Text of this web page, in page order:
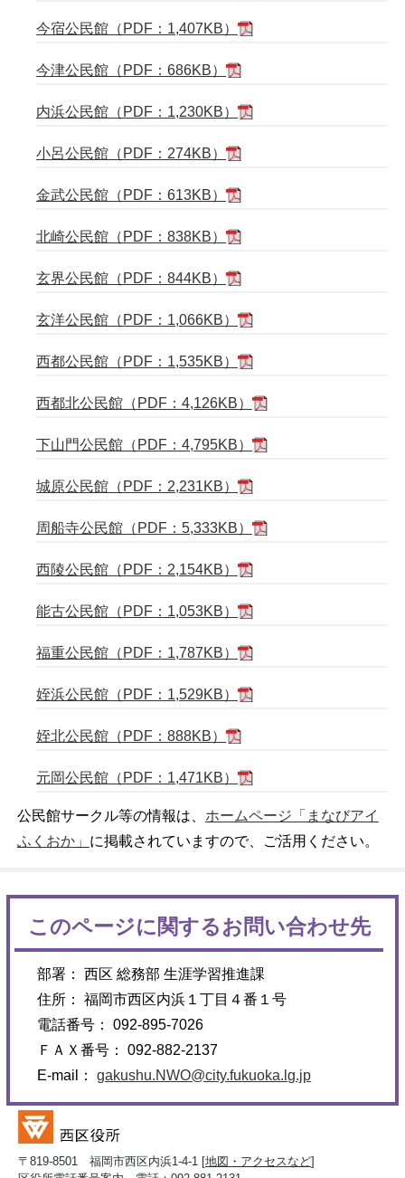
今宿公民館（PDF：1,407KB）
今津公民館（PDF：686KB）
内浜公民館（PDF：1,230KB）
小呂公民館（PDF：274KB）
金武公民館（PDF：613KB）
北崎公民館（PDF：838KB）
玄界公民館（PDF：844KB）
玄洋公民館（PDF：1,066KB）
西都公民館（PDF：1,535KB）
西都北公民館（PDF：4,126KB）
下山門公民館（PDF：4,795KB）
城原公民館（PDF：2,231KB）
周船寺公民館（PDF：5,333KB）
西陵公民館（PDF：2,154KB）
能古公民館（PDF：1,053KB）
福重公民館（PDF：1,787KB）
姪浜公民館（PDF：1,529KB）
姪北公民館（PDF：888KB）
元岡公民館（PDF：1,471KB）
公民館サークル等の情報は、 ホームページ「まなびアイ
ふくおか」 に掲載されていますので、ご活用ください。
このページに関するお問い合わせ先
部署： 西区 総務部 生涯学習推進課
住所： 福岡市西区内浜１丁目４番１号
電話番号： 092-895-7026
ＦＡＸ番号： 092-882-2137
E-mail：gakushu.NWO@city.fukuoka.lg.jp
〒819-8501 福岡市西区内浜1-4-1 [地図・アクセスなど]